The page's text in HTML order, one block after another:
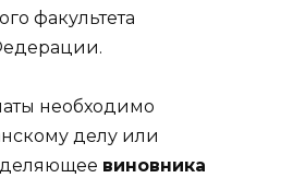
факультета
необходимо
делу или
виновника